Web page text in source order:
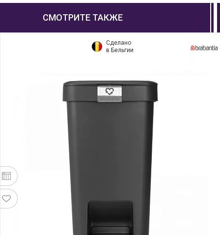
СМОТРИТЕ ТАКЖЕ
Сделано
в Бельгии